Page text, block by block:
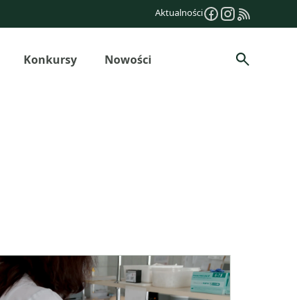
Aktualności
Konkursy Nowości Szukaj